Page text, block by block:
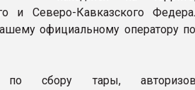
и Северо-Кавказского
официальному оператору
по сбору тары,